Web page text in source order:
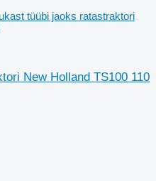
tüübi jaoks ratastraktori
New Holland TS100 110